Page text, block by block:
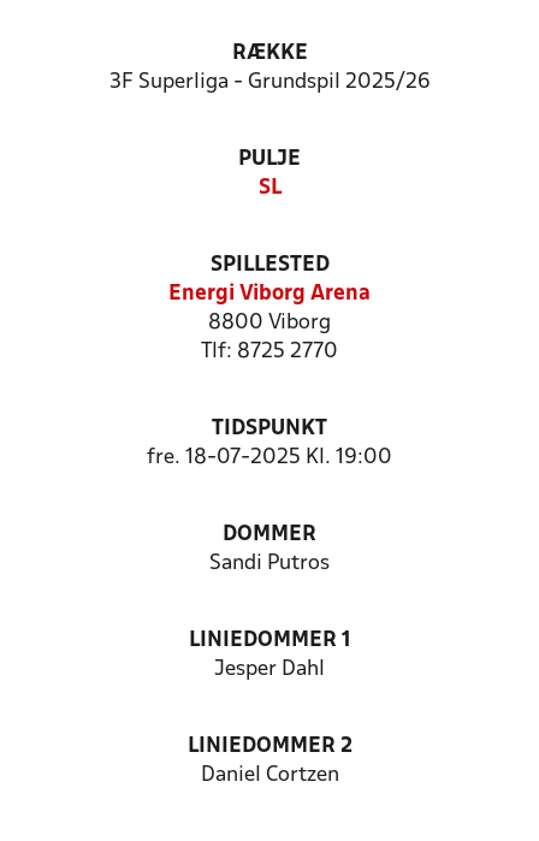
RÆKKE
3F Superliga - Grundspil 2025/26
PULJE
SL
SPILLESTED
Energi Viborg Arena
8800 Viborg
Tlf: 8725 2770
TIDSPUNKT
fre. 18-07-2025 Kl. 19:00
DOMMER
Sandi Putros
LINIEDOMMER 1
Jesper Dahl
LINIEDOMMER 2
Daniel Cortzen